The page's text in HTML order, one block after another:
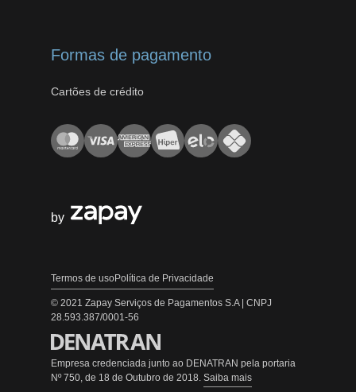
Formas de pagamento
Cartões de crédito
by
Empresa credenciada junto ao DENATRAN pela portaria
Nº 750, de 18 de Outubro de 2018. Saiba mais
Termos de usoPolítica de Privacidade
© 2021 Zapay Serviços de Pagamentos S.A | CNPJ
28.593.387/0001-56